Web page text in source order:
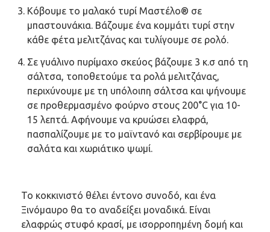
Κόβουμε το μαλακό τυρί Μαστέλο® σε
μπαστουνάκια. Βάζουμε ένα κομμάτι τυρί στην
κάθε φέτα μελιτζάνας και τυλίγουμε σε ρολό.
Σε γυάλινο πυρίμαχο σκεύος βάζουμε 3 κ.σ από τη
σάλτσα, τοποθετούμε τα ρολά μελιτζάνας,
περιχύνουμε με τη υπόλοιπη σάλτσα και ψήνουμε
σε προθερμασμένο φούρνο στους 200°C για 10-
15 λεπτά. Αφήνουμε να κρυώσει ελαφρά,
πασπαλίζουμε με το μαϊντανό και σερβίρουμε με
σαλάτα και χωριάτικο ψωμί.
Το κοκκινιστό θέλει έντονο συνοδό, και ένα
Ξινόμαυρο θα το αναδείξει μοναδικά. Είναι
ελαφρώς στυφό κρασί, με ισορροπημένη δομή και